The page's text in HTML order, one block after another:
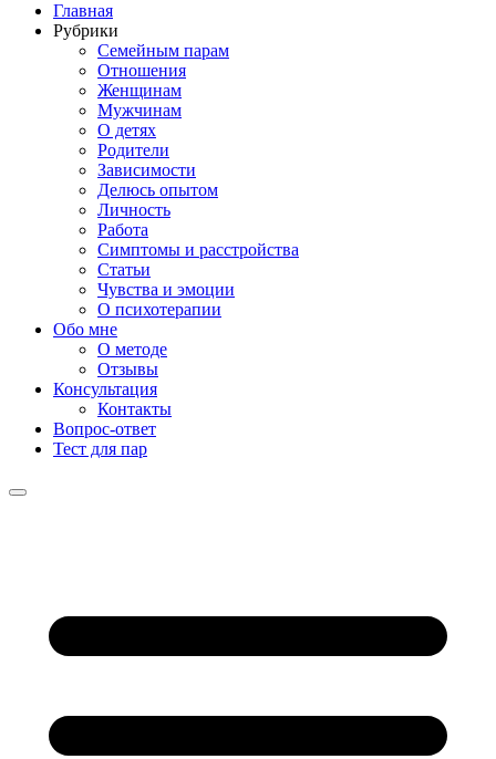
Главная
Рубрики
Семейным парам
Отношения
Женщинам
Мужчинам
О детях
Родители
Зависимости
Делюсь опытом
Личность
Работа
Симптомы и расстройства
Статьи
Чувства и эмоции
О психотерапии
Обо мне
О методе
Отзывы
Консультация
Контакты
Вопрос-ответ
Тест для пар